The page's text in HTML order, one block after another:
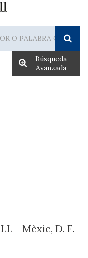
Búsqueda
Avanzada
- Mèxic, D. F.